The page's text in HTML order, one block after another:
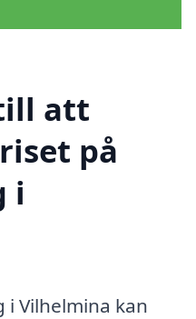
att
på
i
i Vilhelmina kan